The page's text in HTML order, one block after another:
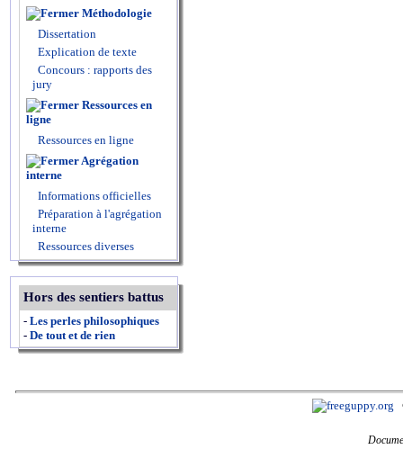
Méthodologie
Dissertation
Explication de texte
Concours : rapports des
jury
Ressources en
ligne
Ressources en ligne
Agrégation
interne
Informations officielles
Préparation à l'agrégation
interne
Ressources diverses
Hors des sentiers battus
- Les perles philosophiques
- De tout et de rien